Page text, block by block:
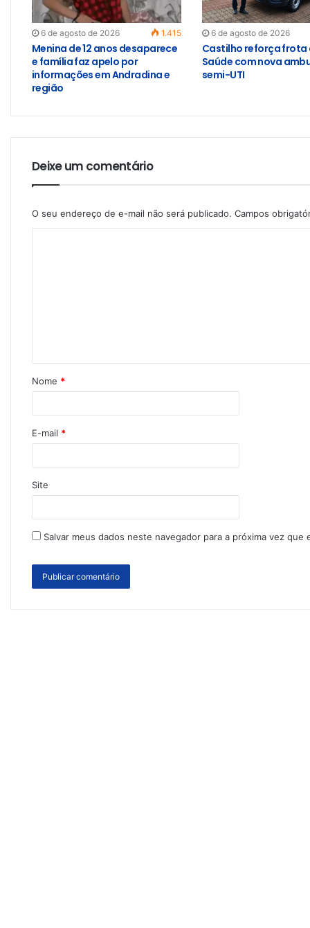
6 de agosto de 2026 1.415
Menina de 12 anos desaparece
e família faz apelo por
informações em Andradina e
região
6 de agosto de 2026
Castilho reforça frota
Saúde com nova
semi-UTI
Deixe um comentário
O seu endereço de e-mail não será publicado. Campos
Nome *
E-mail *
Site
Salvar meus dados neste navegador para a próxima vez que